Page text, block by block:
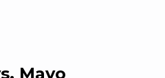
Mayo